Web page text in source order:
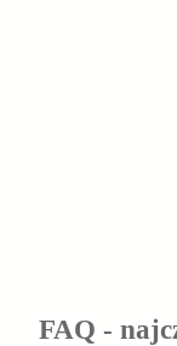
FAQ -